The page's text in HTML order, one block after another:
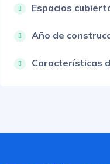
Espacios
Año de
Características